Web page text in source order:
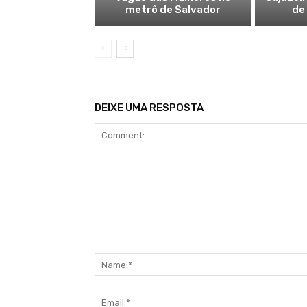
metrô de Salvador
de
DEIXE UMA RESPOSTA